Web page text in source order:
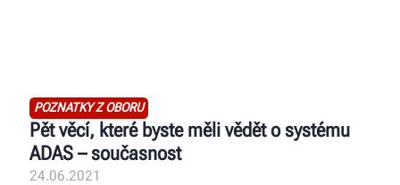
POZNATKY Z OBORU
Pět věcí, které byste měli vědět o systému
ADAS – současnost
24.06.2021